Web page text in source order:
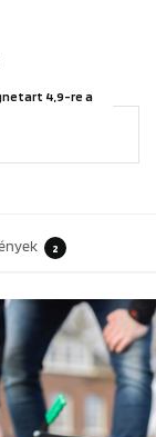
4,9-re a
2